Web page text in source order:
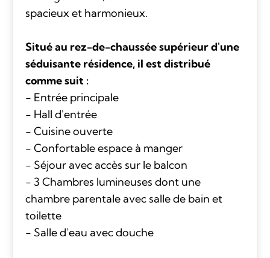
spacieux et harmonieux.
Situé au rez-de-chaussée supérieur d'une
séduisante résidence, il est distribué
comme suit :
- Entrée principale
- Hall d'entrée
- Cuisine ouverte
- Confortable espace à manger
- Séjour avec accès sur le balcon
- 3 Chambres lumineuses dont une
chambre parentale avec salle de bain et
toilette
- Salle d'eau avec douche